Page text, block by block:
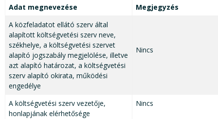
Adat megnevezése
Megjegyzés
A közfeladatot ellátó szerv által
alapított költségvetési szerv neve,
székhelye, a költségvetési szervet
alapító jogszabály megjelölése, illetve
azt alapító határozat, a költségvetési
szerv alapító okirata, működési
engedélye
Nincs
A költségvetési szerv vezetője,
honlapjának elérhetősége
Nincs